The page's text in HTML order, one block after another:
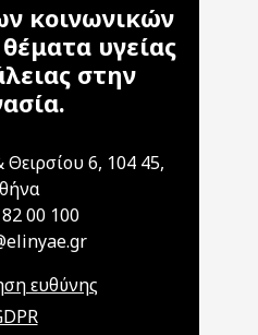
κοινωνικών
υγείας
στην
6, 104 45,
00 100
ευθύνης